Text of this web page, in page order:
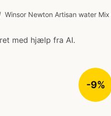
Winsor Newton Artisan water
med hjælp fra AI.
-9%